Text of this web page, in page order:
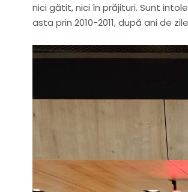
nici gătit, nici în prăjituri. Sunt
asta prin 2010-2011, după ani de